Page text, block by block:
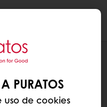
PURATOS
uso de cookies